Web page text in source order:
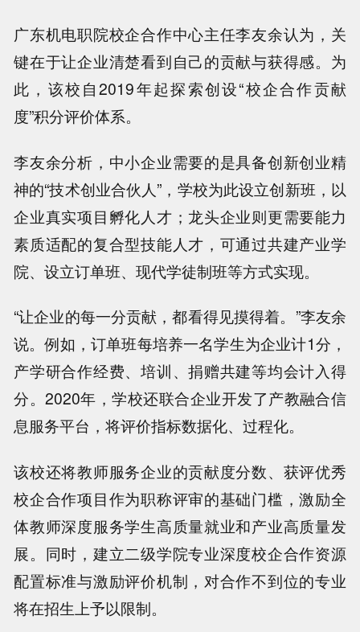
广东机电职院校企合作中心主任李友余认为，关
键在于让企业清楚看到自己的贡献与获得感。为
此，该校自2019年起探索创设“校企合作贡献
度”积分评价体系。
李友余分析，中小企业需要的是具备创新创业精
神的“技术创业合伙人”，学校为此设立创新班，以
企业真实项目孵化人才；龙头企业则更需要能力
素质适配的复合型技能人才，可通过共建产业学
院、设立订单班、现代学徒制班等方式实现。
“让企业的每一分贡献，都看得见摸得着。”李友余
说。例如，订单班每培养一名学生为企业计1分，
产学研合作经费、培训、捐赠共建等均会计入得
分。2020年，学校还联合企业开发了产教融合信
息服务平台，将评价指标数据化、过程化。
该校还将教师服务企业的贡献度分数、获评优秀
校企合作项目作为职称评审的基础门槛，激励全
体教师深度服务学生高质量就业和产业高质量发
展。同时，建立二级学院专业深度校企合作资源
配置标准与激励评价机制，对合作不到位的专业
将在招生上予以限制。